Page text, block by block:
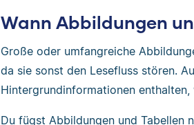
Wann Abbildungen
Große oder umfangreiche
da sie sonst den Lesefluss stören.
Hintergrundinformationen
Du fügst Abbildungen und Tabellen